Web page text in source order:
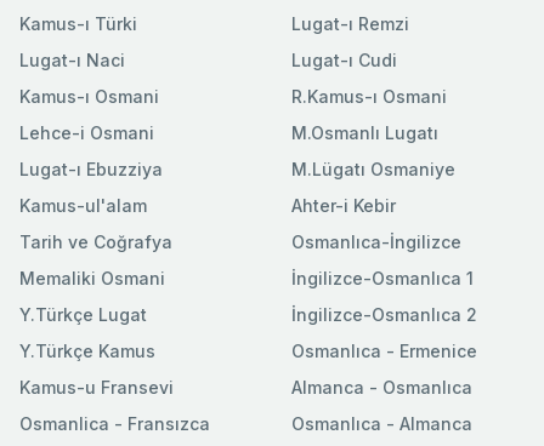
Kamus-ı Türki
Lugat-ı Naci
Kamus-ı Osmani
Lehce-i Osmani
Lugat-ı Ebuzziya
Lugat-ı Remzi
Lugat-ı Cudi
R.Kamus-ı Osmani
M.Osmanlı Lugatı
M.Lügatı Osmaniye
Kamus-ul'alam
Tarih ve Coğrafya
Memaliki Osmani
Y.Türkçe Lugat
Y.Türkçe Kamus
Ahter-i Kebir
Osmanlıca-İngilizce
İngilizce-Osmanlıca 1
İngilizce-Osmanlıca 2
Osmanlıca - Ermenice
Kamus-u Fransevi
Osmanlica - Fransızca
Almanca - Osmanlıca
Osmanlıca - Almanca